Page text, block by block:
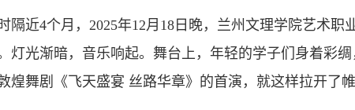
近4个月，2025年12月18日晚，兰州文理学院艺术职
灯光渐暗，音乐响起。舞台上，年轻的学子们身着彩
煌舞剧《飞天盛宴 丝路华章》的首演，就这样拉开了帷